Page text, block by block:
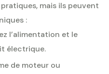
mais ils peuvent
:
l’alimentation et le
électrique.
de moteur ou